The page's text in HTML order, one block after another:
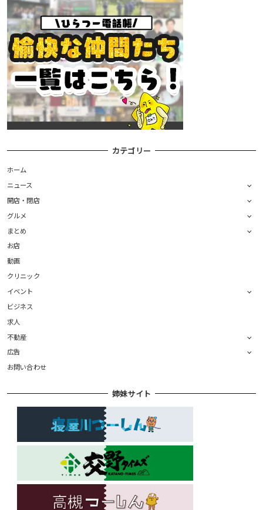
カテゴリー
ホーム
ニュース
開店・閉店
グルメ
まとめ
お店
動画
クリニック
イベント
ビジネス
求人
不動産
広告
お問い合わせ
姉妹サイト